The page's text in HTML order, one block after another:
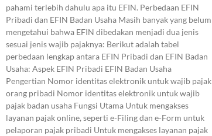
pahami terlebih dahulu apa itu EFIN. Perbedaan EFIN
Pribadi dan EFIN Badan Usaha Masih banyak yang belum
mengetahui bahwa EFIN dibedakan menjadi dua jenis
sesuai jenis wajib pajaknya: Berikut adalah tabel
perbedaan lengkap antara EFIN Pribadi dan EFIN Badan
Usaha: Aspek EFIN Pribadi EFIN Badan Usaha
Pengertian Nomor identitas elektronik untuk wajib pajak
orang pribadi Nomor identitas elektronik untuk wajib
pajak badan usaha Fungsi Utama Untuk mengakses
layanan pajak online, seperti e-Filing dan e-Form untuk
pelaporan pajak pribadi Untuk mengakses layanan pajak